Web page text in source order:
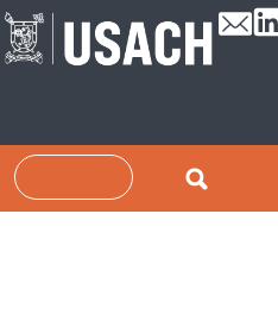
Passar para o conteúdo principal
Pesquisar